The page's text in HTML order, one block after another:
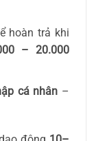
hoàn trả khi
– 20.000
cá nhân –